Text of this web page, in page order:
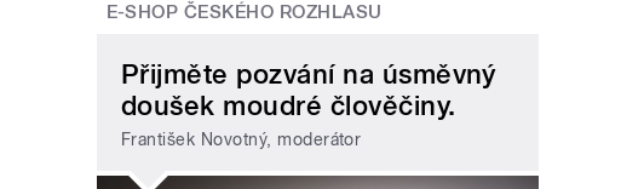
E-SHOP ČESKÉHO ROZHLASU
Přijměte pozvání na úsměvný
doušek moudré člověčiny.
František Novotný, moderátor